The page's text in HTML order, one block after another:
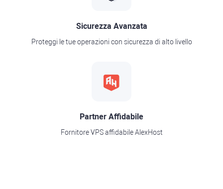
Sicurezza Avanzata
Proteggi le tue operazioni con sicurezza di alto livello
Partner Affidabile
Fornitore VPS affidabile AlexHost